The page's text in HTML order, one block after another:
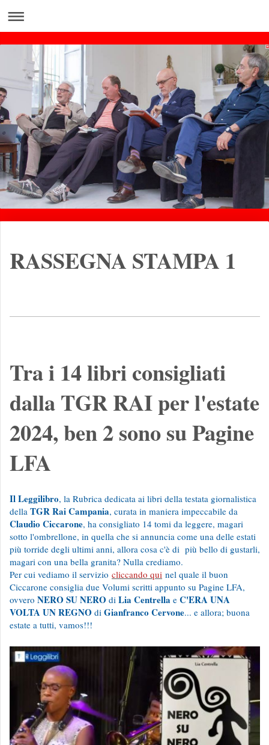
RASSEGNA STAMPA 1
Tra i 14 libri consigliati
dalla TGR RAI per l'estate
2024, ben 2 sono su Pagine
LFA
Il Leggilibro, la Rubrica dedicata ai libri della testata giornalistica
della TGR Rai Campania, curata in maniera impeccabile da
Claudio Ciccarone, ha consigliato 14 tomi da leggere, magari
sotto l'ombrellone, in quella che si annuncia come una delle estati
più torride degli ultimi anni, allora cosa c'è di più bello di gustarli,
magari con una bella granita? Nulla crediamo.
Per cui vediamo il servizio cliccando qui nel quale il buon
Ciccarone consiglia due Volumi scritti appunto su Pagine LFA,
ovvero NERO SU NERO di Lia Centrella e C'ERA UNA
VOLTA UN REGNO di Gianfranco Cervone... e allora; buona
estate a tutti, vamos!!!